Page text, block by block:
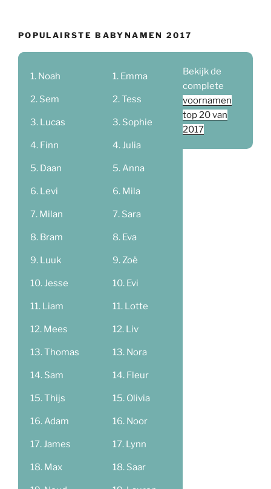
POPULAIRSTE BABYNAMEN 2017
Noah
Sem
Lucas
Finn
Daan
Levi
Milan
Bram
Luuk
Jesse
Liam
Mees
Thomas
Sam
Thijs
Adam
James
Max
Emma
Tess
Sophie
Julia
Anna
Mila
Sara
Eva
Zoë
Evi
Lotte
Liv
Nora
Fleur
Olivia
Noor
Lynn
Saar
Bekijk de
complete
voornamen
top 20 van
2017